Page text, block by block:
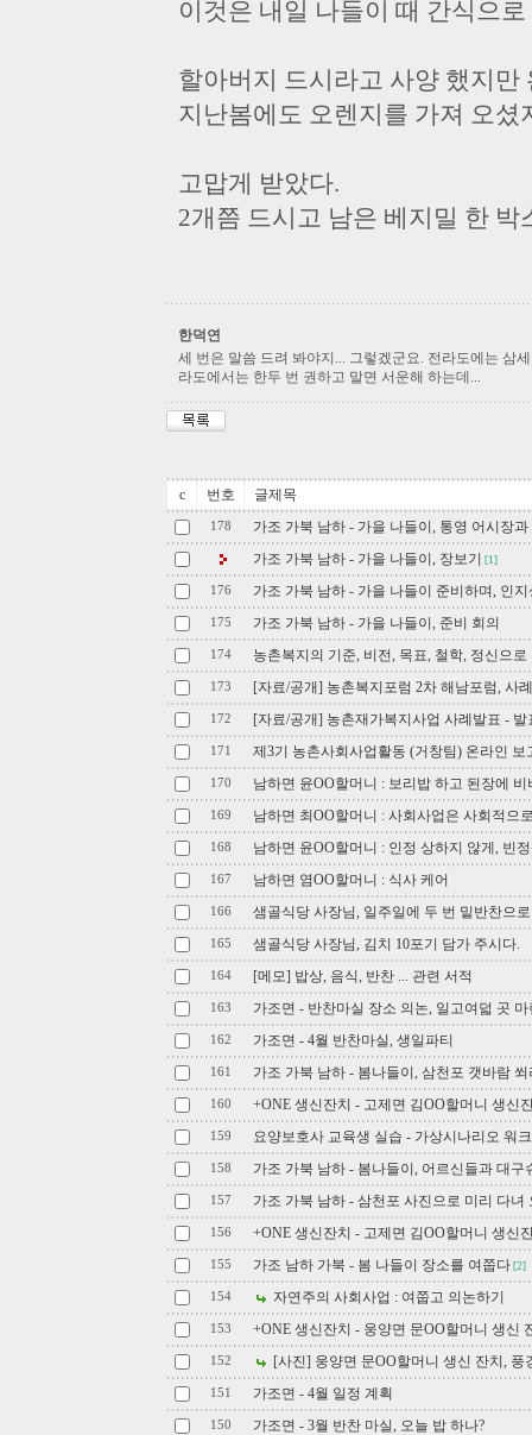
이것은 내일 나들이 때 간식으
할아버지 드시라고 사양 했지만
지난봄에도 오렌지를 가져 오셨
고맙게 받았다.
2개쯤 드시고 남은 베지밀 한 박
한덕연
세 번은 말씀 드려 봐야지... 그렇겠군요. 전라도에는 삼
라도에서는 한두 번 권하고 말면 서운해 하는데...
c 번호 글제목
178
가조 가북 남하 - 가을 나들이, 통영 어시장
가조 가북 남하 - 가을 나들이, 장보기
[1]
176 가조 가북 남하 - 가을 나들이 준비하며, 인지
175 가조 가북 남하 - 가을 나들이, 준비 회의
174 농촌복지의 기준, 비전, 목표, 철학, 정신으
173 [자료/공개] 농촌복지포럼 2차 해남포럼, 사
172 [자료/공개] 농촌재가복지사업 사례발표 - 발
171 제3기 농촌사회사업활동 (거창팀) 온라인 보
170 남하면 윤OO할머니 : 보리밥 하고 된장에
169 남하면 최OO할머니 : 사회사업은 사회적으
168 남하면 윤OO할머니 : 인정 상하지 않게, 빈
167 남하면 염OO할머니 : 식사 케어
166 샘골식당 사장님, 일주일에 두 번 밑반찬으
165 샘골식당 사장님, 김치 10포기 담가 주시다.
164 [메모] 밥상, 음식, 반찬 ... 관련 서적
163 가조면 - 반찬마실 장소 의논, 일고여덟 곳 마
162 가조면 - 4월 반찬마실, 생일파티
161 가조 가북 남하 - 봄나들이, 삼천포 갯바람
160 +ONE 생신잔치 - 고제면 김OO할머니 생신
159 요양보호사 교육생 실습 - 가상시나리오 워
158 가조 가북 남하 - 봄나들이, 어르신들과 대구
157 가조 가북 남하 - 삼천포 사진으로 미리 다녀
156 +ONE 생신잔치 - 고제면 김OO할머니 생신
155 가조 남하 가북 - 봄 나들이 장소를 여쭙다 [2]
154 자연주의 사회사업 : 여쭙고 의논하기
153 +ONE 생신잔치 - 웅양면 문OO할머니 생신
152 [사진] 웅양면 문OO할머니 생신 잔치, 풍
151 가조면 - 4월 일정 계획
150 가조면 - 3월 반찬 마실, 오늘 밥 하나?